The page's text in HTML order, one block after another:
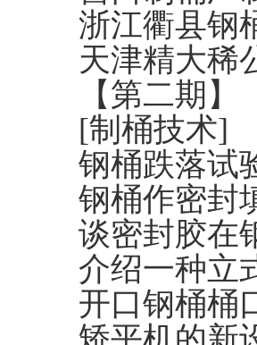
浙江衢县钢
天津精大稀
【第二期】
[制桶技术]
钢桶跌落试
钢桶作密封
谈密封胶在
介绍一种立
开口钢桶桶